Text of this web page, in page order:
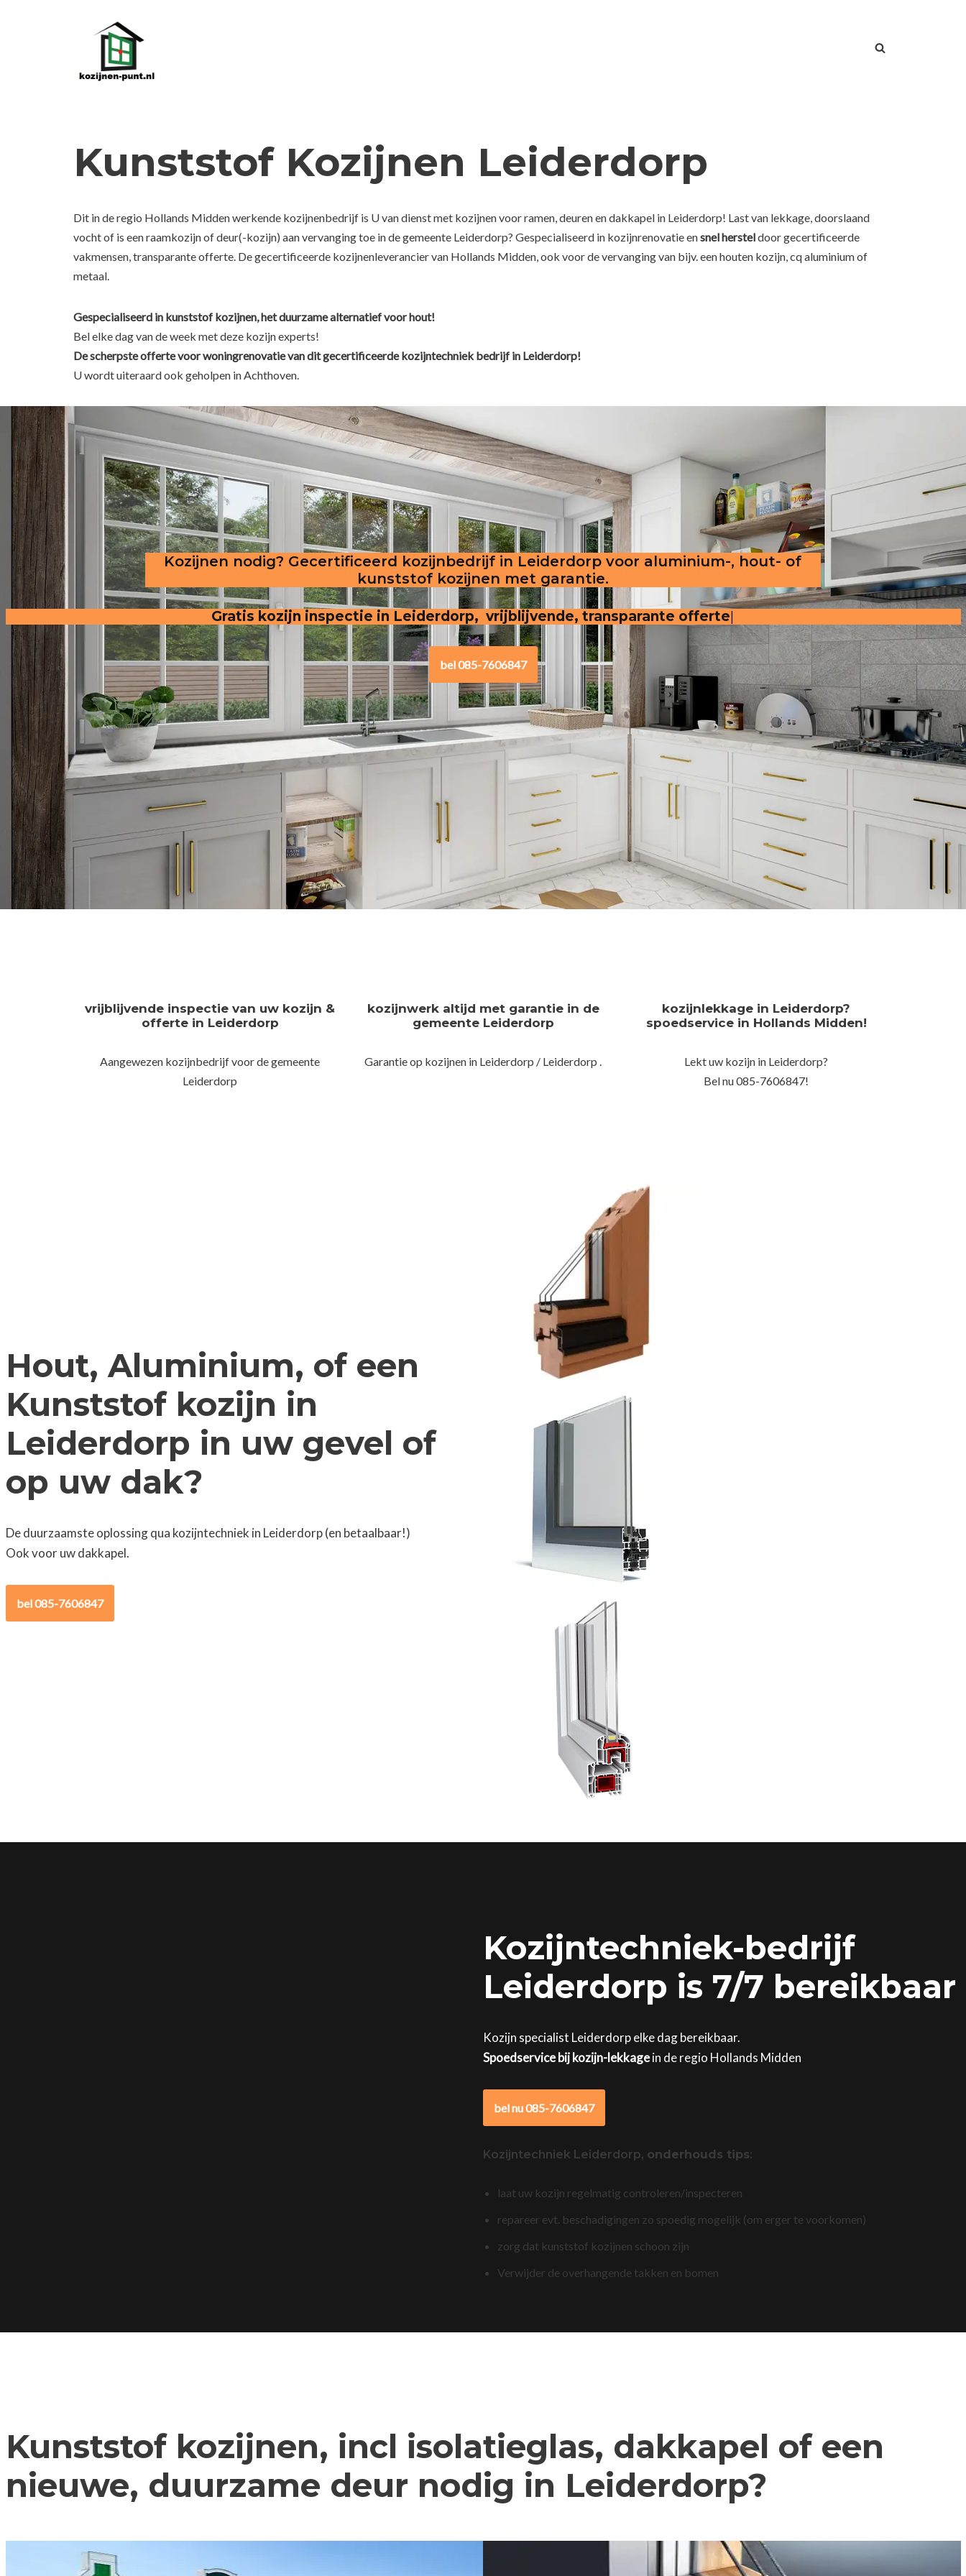
Kunststof Kozijnen Leiderdorp
Dit in de regio Hollands Midden werkende kozijnenbedrijf is U van dienst met kozijnen voor ramen, deuren en dakkapel in Leiderdorp! Last van lekkage, doorslaand
vocht of is een raamkozijn of deur(-kozijn) aan vervanging toe in de gemeente Leiderdorp? Gespecialiseerd in kozijnrenovatie ensnel hersteldoor gecertificeerde
vakmensen, transparante offerte. De gecertificeerde kozijnenleverancier van Hollands Midden, ook voor de vervanging van bijv. een houten kozijn, cq aluminium of
metaal.
Gespecialiseerd in kunststof kozijnen, het duurzame alternatief voor hout!
Bel elke dag van de week met deze kozijn experts!
De scherpsteofferte voor woningrenovatie van dit gecertificeerde kozijntechniek bedrijf in Leiderdorp!
U wordt uiteraard ook geholpen in Achthoven.
Kozijnen nodig? Gecertificeerd kozijnbedrijf in Leiderdorp voor aluminium-, hout- of
kunststof kozijnen met garantie.
Gratis kozijn inspectie in Leiderdorp, vrijblijvende, transparante offerte
bel 085-7606847
vrijblijvende inspectie van uw kozijn &
offerte in Leiderdorp
Aangewezen kozijnbedrijf voor de gemeente
Leiderdorp
kozijnwerk altijd met garantie in de
gemeente Leiderdorp
Garantie op kozijnen in Leiderdorp / Leiderdorp .
kozijnlekkage in Leiderdorp?
spoedservice in Hollands Midden!
Lekt uw kozijn in Leiderdorp?
Bel nu 085-7606847!
Hout, Aluminium, of een
Kunststof kozijn in
Leiderdorp in uw gevel of
op uw dak?
De duurzaamste oplossing qua kozijntechniek in Leiderdorp (en betaalbaar!)
Ook voor uw dakkapel.
bel 085-7606847
Kozijntechniek-bedrijf
Leiderdorp is 7/7 bereikbaar
Kozijn specialist Leiderdorp elke dag bereikbaar.
Spoedservice bij kozijn-lekkagein de regio Hollands Midden
bel nu 085-7606847
Kozijntechniek Leiderdorp, onderhouds tips:
laat uw kozijn regelmatig controleren/inspecteren
repareer evt. beschadigingen zo spoedig mogelijk (om erger te voorkomen)
zorg dat kunststof kozijnen schoon zijn
Verwijder de overhangende takken en bomen
Kunststof kozijnen, incl isolatieglas, dakkapel of een
nieuwe, duurzame deur nodig in Leiderdorp?